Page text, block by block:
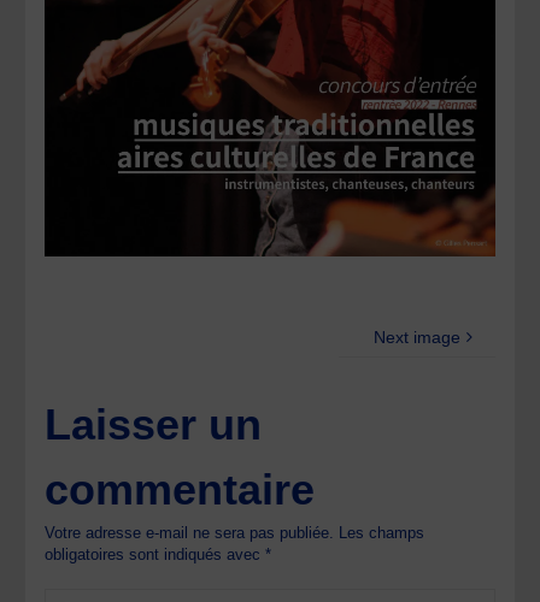
Next image
Laisser un
commentaire
Votre adresse e-mail ne sera pas publiée. Les champs
obligatoires sont indiqués avec*